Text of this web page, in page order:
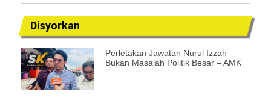
Disyorkan
Perletakan Jawatan Nurul Izzah
Bukan Masalah Politik Besar – AMK